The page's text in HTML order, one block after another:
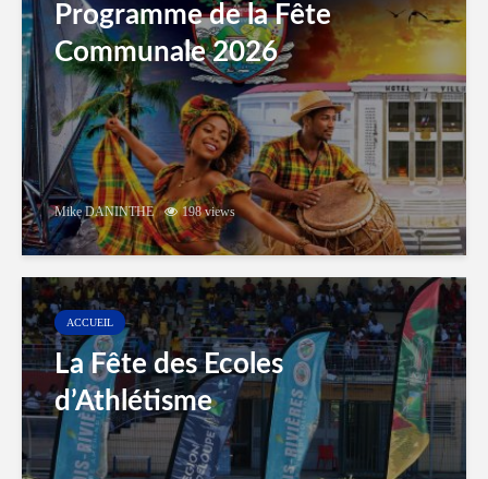
Programme de la Fête
Communale 2026
Mike DANINTHE 198 views
ACCUEIL
La Fête des Ecoles
d’Athlétisme